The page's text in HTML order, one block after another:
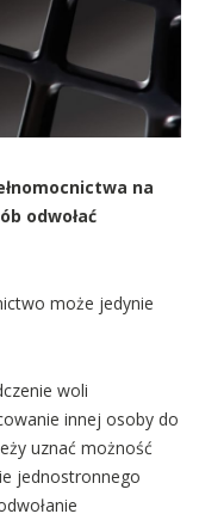
na
odwołać
może jedynie
woli
innej osoby do
uznać możność
jednostronnego